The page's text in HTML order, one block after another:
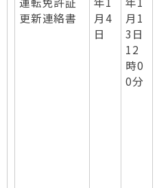
更新連絡書
月4
日
月1
3日
12
時0
0分